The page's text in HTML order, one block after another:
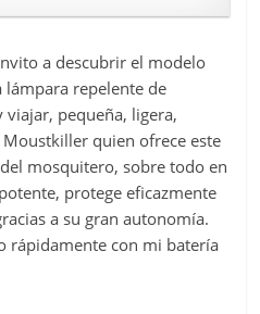
a descubrir el modelo
lámpara repelente de
pequeña, ligera,
quien ofrece este
mosquitero, sobre todo en
protege eficazmente
a su gran autonomía.
rápidamente con mi batería